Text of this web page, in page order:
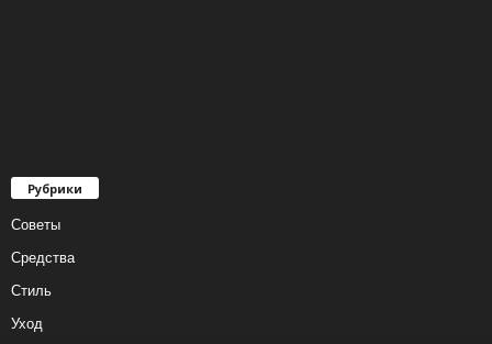
Рубрики
Советы
Средства
Стиль
Уход